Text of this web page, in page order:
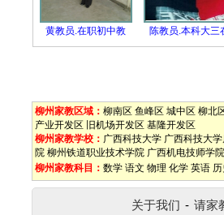
黄教员.在职初中教 陈教员.本科大三
柳州家教区域： 柳南区 鱼峰区 城中区 柳北
产业开发区
旧机场开发区 基隆开发区
柳州家教学校： 广西科技大学 广西科技大
院 柳州铁道职业技术学院 广西机电技师学院
柳州家教科目： 数学 语文 物理 化学 英语 历
关于我们 - 请家